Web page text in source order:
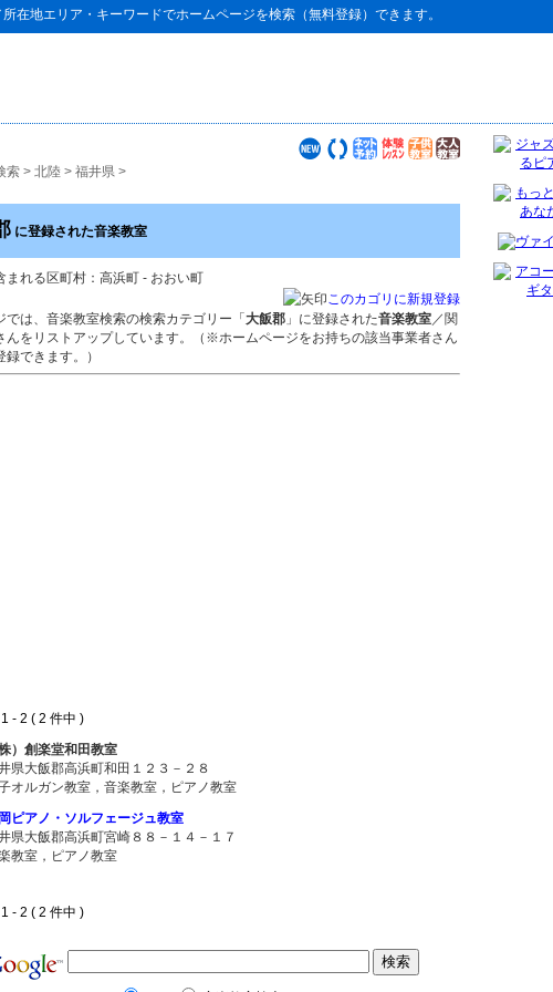
所在地エリア・キーワードでホームページを検索（無料登録）できます。
索 > 北陸 > 福井県 >
に登録された音楽教室
まれる区町村：高浜町 - おおい町
このカゴリに新規登録
では、音楽教室検索の検索カテゴリー「 大飯郡 」に登録された音楽教室／関
んをリストアップしています。（※ホームページをお持ちの該当事業者さん
できます。）
- 2 ( 2 件中 )
株）創楽堂和田教室
県大飯郡高浜町和田１２３－２８
オルガン教室，音楽教室，ピアノ教室
ピアノ・ソルフェージュ教室
県大飯郡高浜町宮崎８８－１４－１７
教室，ピアノ教室
- 2 ( 2 件中 )